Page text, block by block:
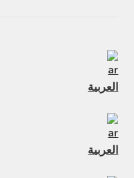
العربية
العربية